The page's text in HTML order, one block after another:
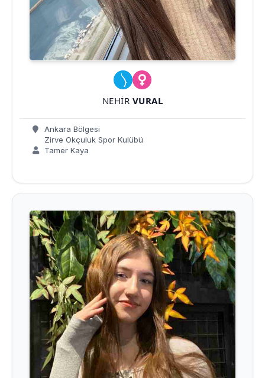
NEHIR VURAL
Ankara Bölgesi
Zirve Okçuluk Spor Kulübü
Tamer Kaya